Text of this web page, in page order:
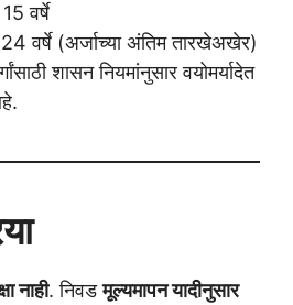
वर्षे
वर्षे (अर्जाच्या अंतिम तारखेअखेर)
शासन नियमांनुसार वयोमर्यादेत
नाही. निवडमूल्यमापन यादीनुसार